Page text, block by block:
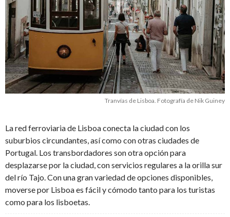
Tranvías de Lisboa. Fotografía de Nik Guiney
La red ferroviaria de Lisboa conecta la ciudad con los
suburbios circundantes, así como con otras ciudades de
Portugal. Los transbordadores son otra opción para
desplazarse por la ciudad, con servicios regulares a la orilla sur
del río Tajo. Con una gran variedad de opciones disponibles,
moverse por Lisboa es fácil y cómodo tanto para los turistas
como para los lisboetas.